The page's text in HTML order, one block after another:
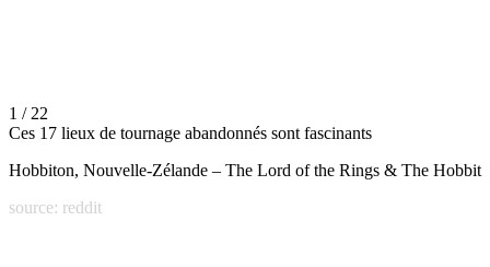
1 / 22
Ces 17 lieux de tournage abandonnés sont fascinants
Hobbiton, Nouvelle-Zélande – The Lord of the Rings & The Hobbit
source: reddit